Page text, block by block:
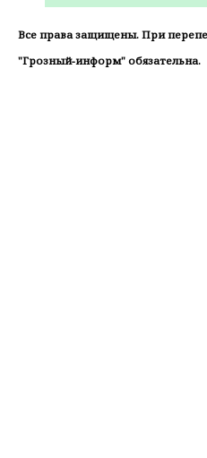
Все права защищены. При
"Грозный-информ" обязательна.